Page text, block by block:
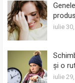
iulie
și o
iulie